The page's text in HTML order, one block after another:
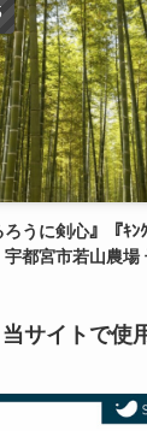
ろうに剣心』『ｷ
宇都宮市若山農場
当サイトで使